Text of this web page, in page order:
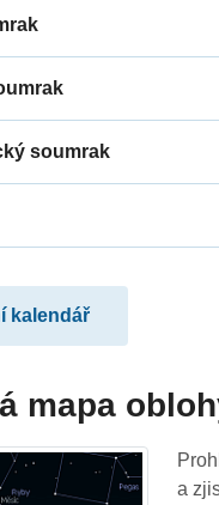
soumrak
kalendář
mapa
a